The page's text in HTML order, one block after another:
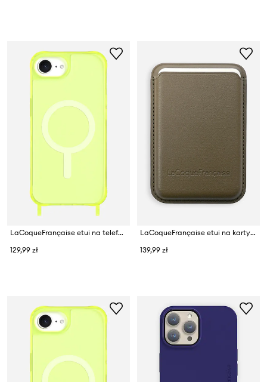
LaCoqueFrançaise etui na telefon iPhone 16 Plus
129,99 zł
LaCoqueFrançaise etui na karty ze skóry ekologicznej Mag Safe
139,99 zł